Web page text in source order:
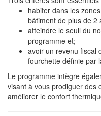
habiter dans les
bâtiment de plus de 2
atteindre le seuil du
programme et;
avoir un revenu fiscal
fourchette définie par
Le programme intègre
visant à vous prodiguer des
améliorer le confort